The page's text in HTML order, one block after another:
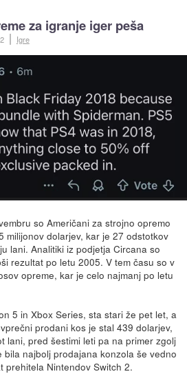
za igranje iger peša
Igre
so Američani za strojno opremo
milijonov dolarjev, kar je 27 odstotkov
lani. Analitiki iz podjetja Circana so
rezultat po letu 2005. V tem času so v
opreme, kar je celo najmanj po letu
5 in Xbox Series, sta stari že pet let, a
prodani kos je stal 439 dolarjev,
lani, pred šestimi leti pa na primer zgolj
bila najbolj prodajana konzola še vedno
prehitela Nintendov Switch 2.